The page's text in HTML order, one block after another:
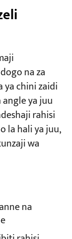
na za
ya chini zaidi
ya juu
rahisi
la hali ya juu,
wa
na